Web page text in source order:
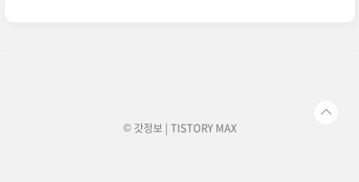
© 갓정보 | TISTORY MAX